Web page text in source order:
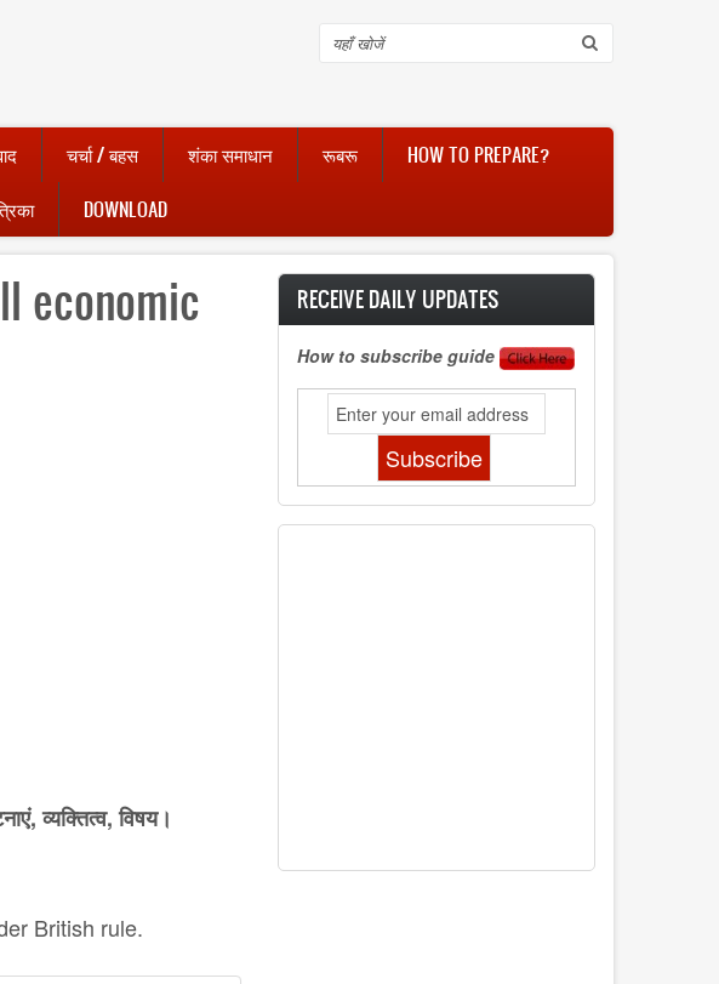
Search
चर्चा / बहस शंका समाधान रूबरू HOW TO PREPARE?
DOWNLOAD
economic
व्यक्तित्व, विषय।
British rule.
RECEIVE DAILY UPDATES
How to subscribe guide